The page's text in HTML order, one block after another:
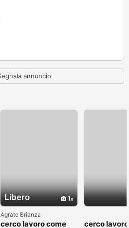
annuncio
Libero 1
Agrate Brianza
cerco lavoro come
cerco